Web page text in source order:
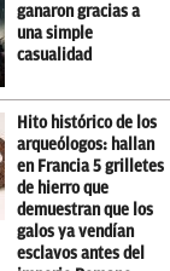
ganaron gracias a
una simple
casualidad
Hito histórico de los
arqueólogos: hallan
en Francia 5 grilletes
de hierro que
demuestran que los
galos ya vendían
esclavos antes del